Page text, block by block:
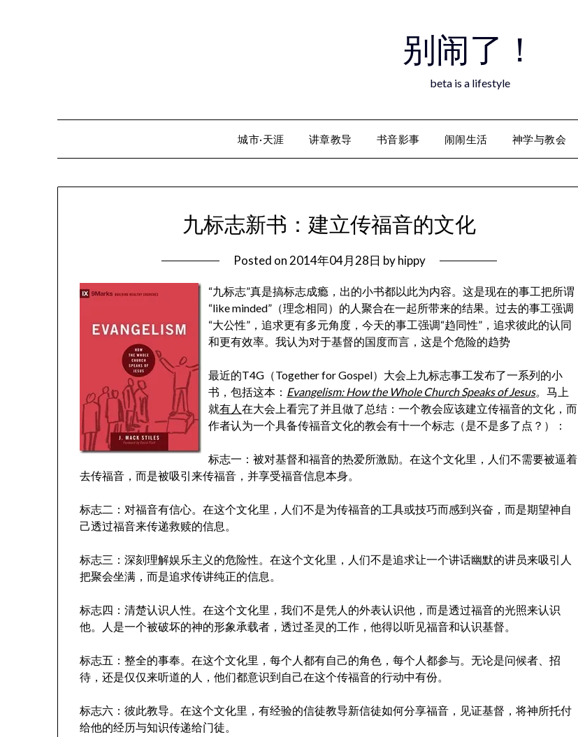
别闹了！
beta is a lifestyle
城市·天涯 讲章教导 书音影事 闹闹生活 神学与教会
九标志新书：建立传福音的文化
Posted on 2014年04月28日 byhippy
“九标志”真是搞标志成瘾，出的小书都以此为内容。这是现在的事工把所谓
“like minded”（理念相同）的人聚合在一起所带来的结果。过去的事工强调
“大公性”，追求更有多元角度，今天的事工强调“趋同性”，追求彼此的认同
和更有效率。我认为对于基督的国度而言，这是个危险的趋势
最近的T4G（Together for Gospel）大会上九标志事工发布了一系列的小
书，包括这本： Evangelism: How the Whole Church Speaks of Jesus。马上
就有人在大会上看完了并且做了总结：一个教会应该建立传福音的文化，而
作者认为一个具备传福音文化的教会有十一个标志（是不是多了点？）：
标志一：被对基督和福音的热爱所激励。在这个文化里，人们不需要被逼着
去传福音，而是被吸引来传福音，并享受福音信息本身。
标志二：对福音有信心。在这个文化里，人们不是为传福音的工具或技巧而感到兴奋，而是期望神自
己透过福音来传递救赎的信息。
标志三：深刻理解娱乐主义的危险性。在这个文化里，人们不是追求让一个讲话幽默的讲员来吸引人
把聚会坐满，而是追求传讲纯正的信息。
标志四：清楚认识人性。在这个文化里，我们不是凭人的外表认识他，而是透过福音的光照来认识
他。人是一个被破坏的神的形象承载者，透过圣灵的工作，他得以听见福音和认识基督。
标志五：整全的事奉。在这个文化里，每个人都有自己的角色，每个人都参与。无论是问候者、招
待，还是仅仅来听道的人，他们都意识到自己在这个传福音的行动中有份。
标志六：彼此教导。在这个文化里，有经验的信徒教导新信徒如何分享福音，见证基督，将神所托付
给他的经历与知识传递给门徒。